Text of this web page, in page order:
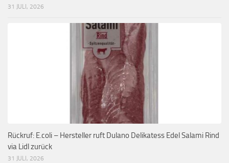
31 JULI, 2026
Rückruf: E.coli – Hersteller ruft Dulano Delikatess Edel Salami Rind
via Lidl zurück
31 JULI, 2026